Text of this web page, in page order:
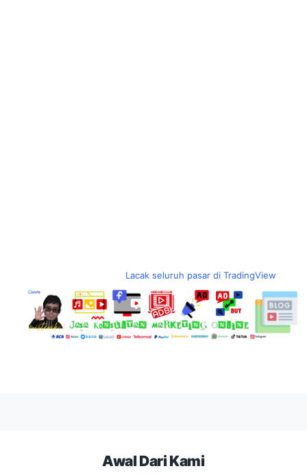
Lacak seluruh pasar di TradingView
Awal Dari Kami